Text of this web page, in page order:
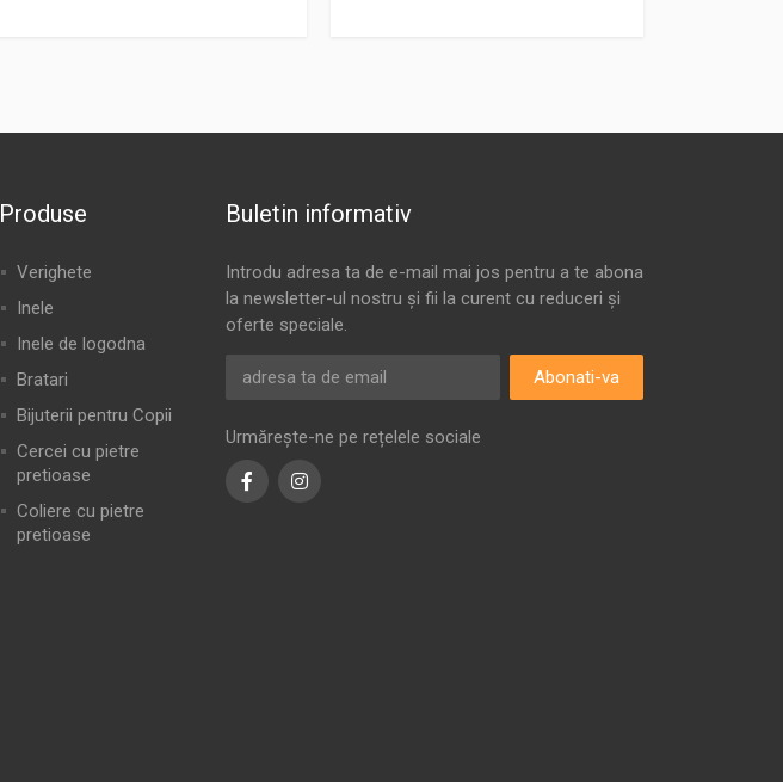
Produse
Verighete
Inele
Inele de logodna
Bratari
Bijuterii pentru Copii
Cercei cu pietre
pretioase
Coliere cu pietre
pretioase
Buletin informativ
Introdu adresa ta de e-mail mai jos pentru a te abona
la newsletter-ul nostru și fii la curent cu reduceri și
oferte speciale.
Abonati-va
Urmărește-ne pe rețelele sociale
FacebookInstagram